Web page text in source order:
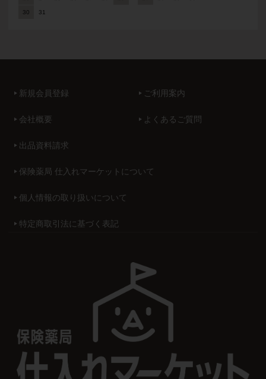
30 31
新規会員登録 ご利用案内
会社概要 よくあるご質問
出品資料請求
保険薬局 仕入れマーケットについて
個人情報の取り扱いについて
特定商取引法に基づく表記